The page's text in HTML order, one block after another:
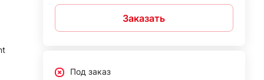
Заказать
Под заказ